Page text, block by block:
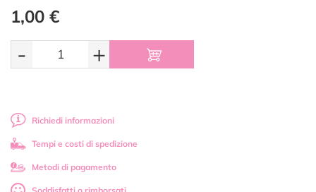
1,00 €
- +
Richiedi informazioni
Tempi e costi di spedizione
Metodi di pagamento